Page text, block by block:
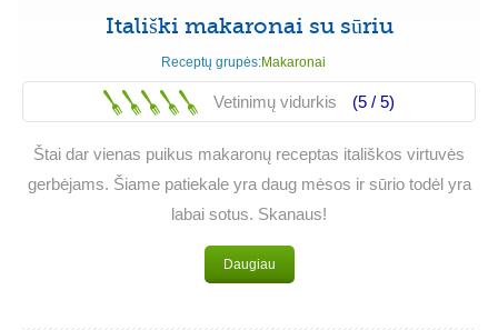
Itališki makaronai su sūriu
Receptų grupės:Makaronai
Vetinimų vidurkis (5 / 5)
Štai dar vienas puikus makaronų receptas itališkos virtuvės
gerbėjams. Šiame patiekale yra daug mėsos ir sūrio todėl yra
labai sotus. Skanaus!
Daugiau